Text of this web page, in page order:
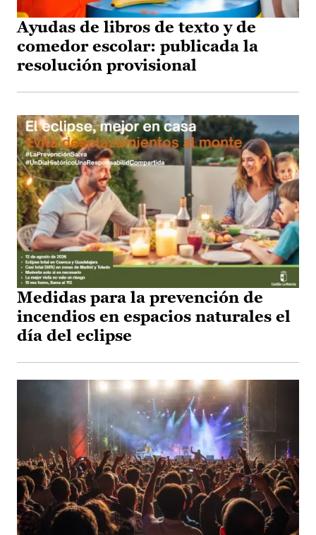
Ayudas de libros de texto y de
comedor escolar: publicada la
resolución provisional
Medidas para la prevención de
incendios en espacios naturales el
día del eclipse